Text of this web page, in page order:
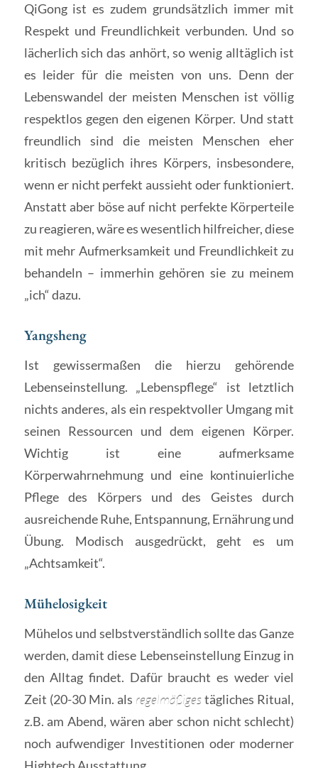
QiGong ist es zudem grundsätzlich immer mit
Respekt und Freundlichkeit verbunden. Und so
lächerlich sich das anhört, so wenig alltäglich ist
es leider für die meisten von uns. Denn der
Lebenswandel der meisten Menschen ist völlig
respektlos gegen den eigenen Körper. Und statt
freundlich sind die meisten Menschen eher
kritisch bezüglich ihres Körpers, insbesondere,
wenn er nicht perfekt aussieht oder funktioniert.
Anstatt aber böse auf nicht perfekte Körperteile
zu reagieren, wäre es wesentlich hilfreicher, diese
mit mehr Aufmerksamkeit und Freundlichkeit zu
behandeln – immerhin gehören sie zu meinem
„ich“ dazu.
Yangsheng
Ist gewissermaßen die hierzu gehörende
Lebenseinstellung. „Lebenspflege“ ist letztlich
nichts anderes, als ein respektvoller Umgang mit
seinen Ressourcen und dem eigenen Körper.
Wichtig ist eine aufmerksame
Körperwahrnehmung und eine kontinuierliche
Pflege des Körpers und des Geistes durch
ausreichende Ruhe, Entspannung, Ernährung und
Übung. Modisch ausgedrückt, geht es um
„Achtsamkeit“.
Mühelosigkeit
Mühelos und selbstverständlich sollte das Ganze
werden, damit diese Lebenseinstellung Einzug in
den Alltag findet. Dafür braucht es weder viel
Zeit (20-30 Min. als regelmäßigestägliches Ritual,
z.B. am Abend, wären aber schon nicht schlecht)
noch aufwendiger Investitionen oder moderner
Hightech Ausstattung.